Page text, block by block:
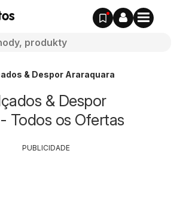
& Despor Araraquara
& Despor
Todos os Ofertas
PUBLICIDADE